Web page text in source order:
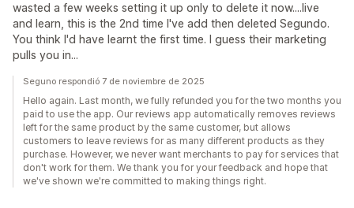
wasted a few weeks setting it up only to delete it now....live
and learn, this is the 2nd time I've add then deleted Segundo.
You think I'd have learnt the first time. I guess their marketing
pulls you in...
Seguno respondió 7 de noviembre de 2025
Hello again. Last month, we fully refunded you for the two months you
paid to use the app. Our reviews app automatically removes reviews
left for the same product by the same customer, but allows
customers to leave reviews for as many different products as they
purchase. However, we never want merchants to pay for services that
don't work for them. We thank you for your feedback and hope that
we've shown we're committed to making things right.